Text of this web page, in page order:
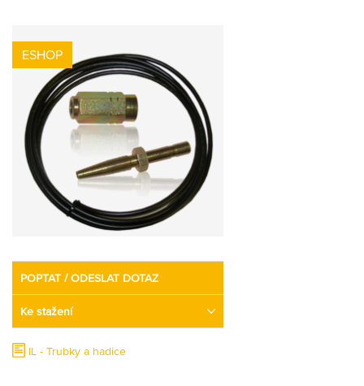
CS
Přihlásit se
CZK
Nákupní seznam
Partner Zone
ESHOP
POPTAT / ODESLAT DOTAZ
Ke stažení
IL - Trubky a hadice